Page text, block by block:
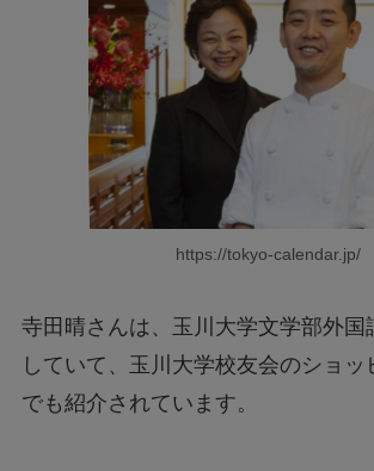
https://tokyo-calendar.jp/
寺田晴さんは、玉川大学文学部外国
していて、玉川大学校友会のショッ
でも紹介されています。